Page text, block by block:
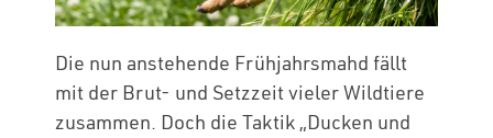
Die nun anstehende Frühjahrsmahd fällt
mit der Brut- und Setzzeit vieler Wildtiere
zusammen. Doch die Taktik „Ducken und